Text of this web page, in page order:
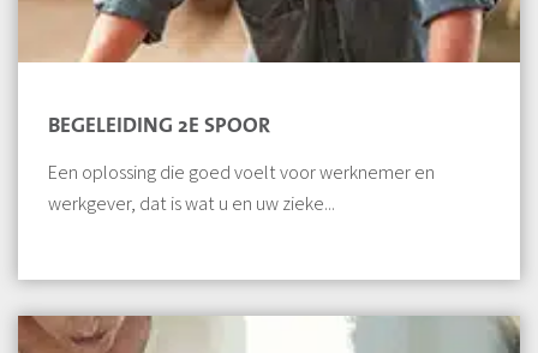
BEGELEIDING 2E SPOOR
Een oplossing die goed voelt voor werknemer en
werkgever, dat is wat u en uw zieke...